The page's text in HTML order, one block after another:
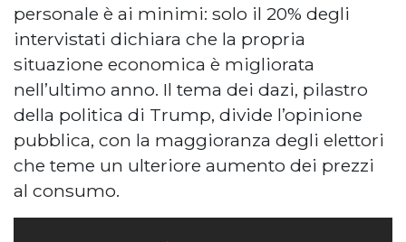
personale è ai minimi: solo il 20% degli
intervistati dichiara che la propria
situazione economica è migliorata
nell’ultimo anno. Il tema dei dazi, pilastro
della politica di Trump, divide l’opinione
pubblica, con la maggioranza degli elettori
che teme un ulteriore aumento dei prezzi
al consumo.